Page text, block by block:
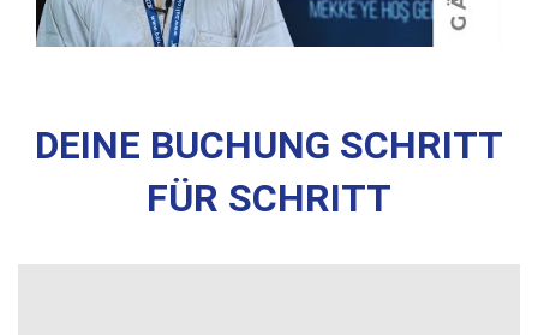
DEINE BUCHUNG SCHRITT
FÜR SCHRITT